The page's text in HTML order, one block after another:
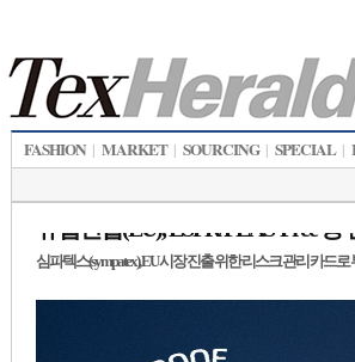
FASHION | MARKET | SOURCING | SPECIAL |
유럽연합(EU), ESPR/PEAS-Free
심파텍스(sympatex), EU 시장 진출 위한 리스크 관리 카드로